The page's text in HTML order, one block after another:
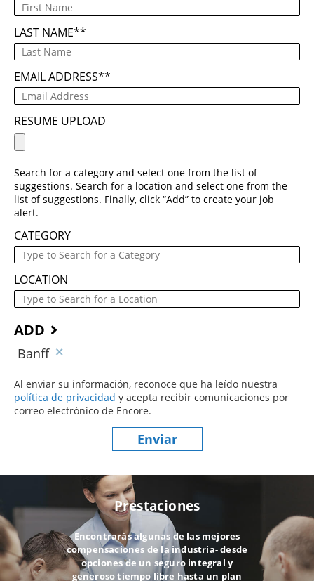
LAST NAME*
EMAIL ADDRESS*
RESUME UPLOAD
Search for a category and select one from the list of
suggestions. Search for a location and select one from the
list of suggestions. Finally, click “Add” to create your job
alert.
CATEGORY
LOCATION
ADD
Banff
Al enviar su información, reconoce que ha leído nuestra
política de privacidad (este contenido se abre en una nueva
y acepta recibir comunicaciones por
correo electrónico de Encore.
Enviar
Prestaciones
Encontrarás algunas de las mejores
compensaciones de la industria- desde
opciones de un seguro integral y
generoso tiempo libre hasta un plan